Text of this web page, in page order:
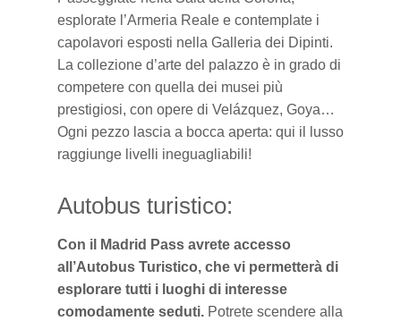
esplorate l’Armeria Reale e contemplate i
capolavori esposti nella Galleria dei Dipinti.
La collezione d’arte del palazzo è in grado di
competere con quella dei musei più
prestigiosi, con opere di Velázquez, Goya…
Ogni pezzo lascia a bocca aperta: qui il lusso
raggiunge livelli ineguagliabili!
Autobus turistico:
Con il Madrid Pass avrete accesso
all’Autobus Turistico, che vi permetterà di
esplorare tutti i luoghi di interesse
comodamente seduti. Potrete scendere alla